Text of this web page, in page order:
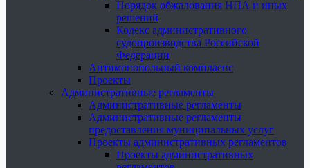
Порядок обжалования НПА и иных
решений
Кодекс административного
судопроизводства Российской
Федерации
Антимонопольный комплаенс
Проекты
Административные регламенты
Административные регламенты
Административные регламенты
предоставления муниципальных услуг
Проекты административных регламентов
Проекты административных